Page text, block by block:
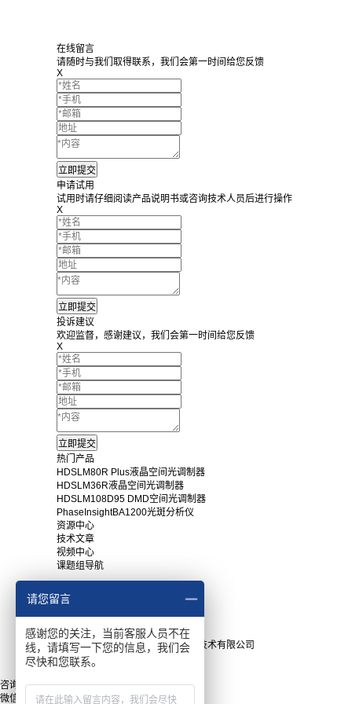
在线留言
请随时与我们取得联系，我们会第一时间给您反馈
X
申请试用
试用时请仔细阅读产品说明书或咨询技术人员后进行操作
X
投诉建议
欢迎监督，感谢建议，我们会第一时间给您反馈
X
热门产品
HDSLM80R Plus液晶空间光调制器
HDSLM36R液晶空间光调制器
HDSLM108D95 DMD空间光调制器
PhaseInsightBA1200光斑分析仪
资源中心
技术文章
视频中心
课题组导航
产品手册
软件下载
Copyright © 2025上海瑞立柯信息技术有限公司
沪ICP备15043820号
咨询
微信
请您留言
感谢您的关注，当前客服人员不在
线，请填写一下您的信息，我们会
尽快和您联系。